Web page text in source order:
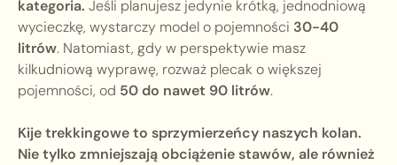
kategoria. Jeśli planujesz jedynie krótką, jednodniową
wycieczkę, wystarczy model o pojemności 30-40
litrów. Natomiast, gdy w perspektywie masz
kilkudniową wyprawę, rozważ plecak o większej
pojemności, od 50 do nawet 90 litrów.
Kije trekkingowe to sprzymierzeńcy naszych kolan.
Nie tylko zmniejszają obciążenie stawów, ale również